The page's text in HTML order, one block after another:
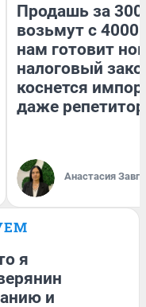
Продашь за
возьмут с
нам готовит
налоговый
коснется
даже
Анастасия
я
и